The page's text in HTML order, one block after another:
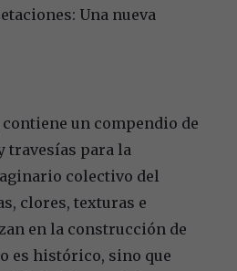
Una nueva
un compendio de
travesías para la
colectivo del
clores, texturas e
en la construcción de
es histórico, sino que